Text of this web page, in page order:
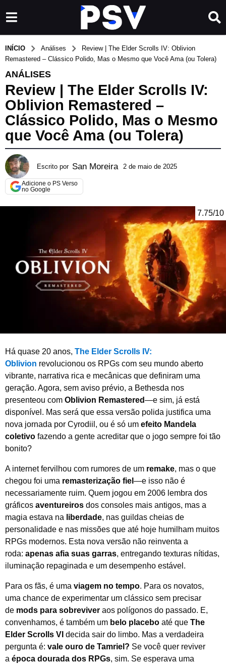
INÍCIO Análises
Review | The Elder Scrolls IV: Oblivion
Remastered – Clássico Polido, Mas o Mesmo que Você Ama (ou Tolera)
ANÁLISES
Review | The Elder Scrolls IV:
Oblivion Remastered –
Clássico Polido, Mas o Mesmo
que Você Ama (ou Tolera)
Escrito por San Moreira 2 de maio de 2025
a
i
o
d
e
2
0
2
5
Adicione o PS Verso
no Google
7.75/10
Há quase 20 anos, The Elder Scrolls IV:
Oblivion revolucionou os RPGs com seu mundo aberto
vibrante, narrativa rica e mecânicas que definiram uma
geração. Agora, sem aviso prévio, a Bethesda nos
presenteou com Oblivion Remastered—e sim, já está
disponível. Mas será que essa versão polida justifica uma
nova jornada por Cyrodiil, ou é só um efeito Mandela
coletivo fazendo a gente acreditar que o jogo sempre foi tão
bonito?
A internet fervilhou com rumores de um remake, mas o que
chegou foi uma remasterização fiel —e isso não é
necessariamente ruim. Quem jogou em 2006 lembra dos
gráficos aventureiros dos consoles mais antigos, mas a
magia estava na liberdade, nas guildas cheias de
personalidade e nas missões que até hoje humilham muitos
RPGs modernos. Esta nova versão não reinventa a
roda: apenas afia suas garras, entregando texturas nítidas,
iluminação repaginada e um desempenho estável.
Para os fãs, é uma viagem no tempo. Para os novatos,
uma chance de experimentar um clássico sem precisar
de mods para sobreviver aos polígonos do passado. E,
convenhamos, é também um belo placebo até que The
Elder Scrolls VI decida sair do limbo. Mas a verdadeira
pergunta é: vale ouro de Tamriel? Se você quer reviver
a época dourada dos RPGs, sim. Se esperava uma